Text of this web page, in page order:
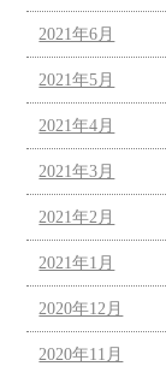
2021年6月
2021年5月
2021年4月
2021年3月
2021年2月
2021年1月
2020年12月
2020年11月